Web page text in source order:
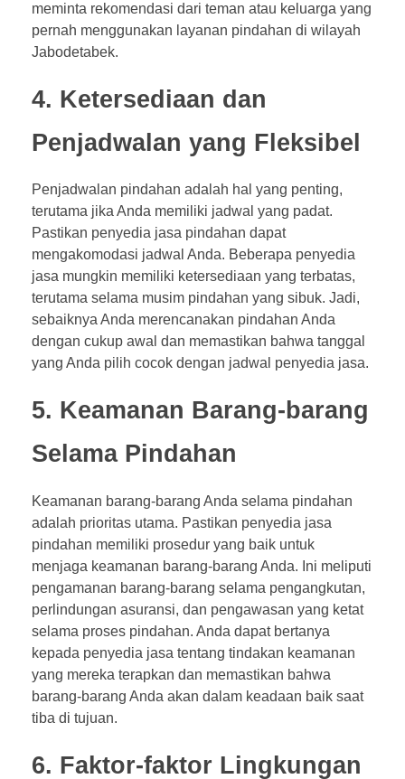
meminta rekomendasi dari teman atau keluarga yang
pernah menggunakan layanan pindahan di wilayah
Jabodetabek.
4. Ketersediaan dan
Penjadwalan yang Fleksibel
Penjadwalan pindahan adalah hal yang penting,
terutama jika Anda memiliki jadwal yang padat.
Pastikan penyedia jasa pindahan dapat
mengakomodasi jadwal Anda. Beberapa penyedia
jasa mungkin memiliki ketersediaan yang terbatas,
terutama selama musim pindahan yang sibuk. Jadi,
sebaiknya Anda merencanakan pindahan Anda
dengan cukup awal dan memastikan bahwa tanggal
yang Anda pilih cocok dengan jadwal penyedia jasa.
5. Keamanan Barang-barang
Selama Pindahan
Keamanan barang-barang Anda selama pindahan
adalah prioritas utama. Pastikan penyedia jasa
pindahan memiliki prosedur yang baik untuk
menjaga keamanan barang-barang Anda. Ini meliputi
pengamanan barang-barang selama pengangkutan,
perlindungan asuransi, dan pengawasan yang ketat
selama proses pindahan. Anda dapat bertanya
kepada penyedia jasa tentang tindakan keamanan
yang mereka terapkan dan memastikan bahwa
barang-barang Anda akan dalam keadaan baik saat
tiba di tujuan.
6. Faktor-faktor Lingkungan